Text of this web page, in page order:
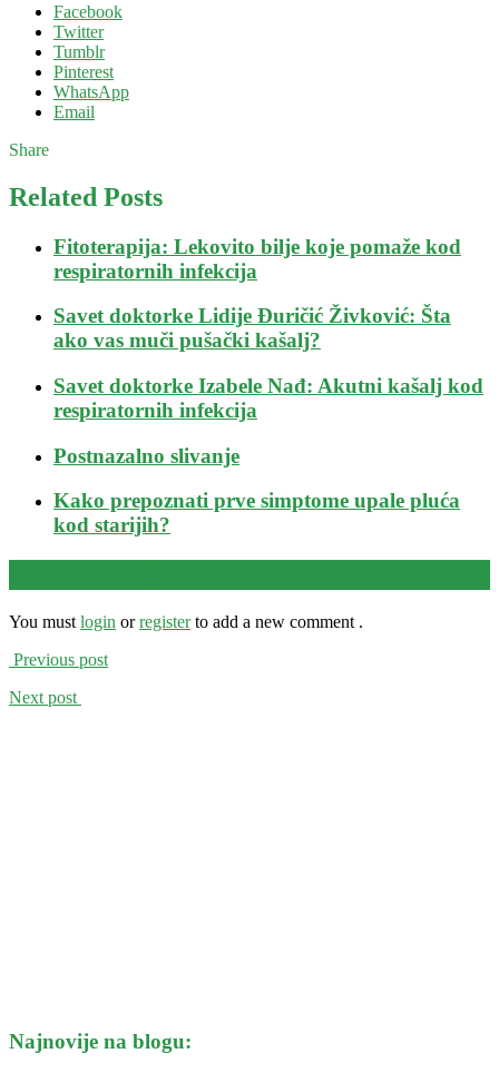
Facebook
Twitter
Tumblr
Pinterest
WhatsApp
Email
Share
Related Posts
Fitoterapija: Lekovito bilje koje pomaže kod
respiratornih infekcija
Savet doktorke Lidije Đuričić Živković: Šta
ako vas muči pušački kašalj?
Savet doktorke Izabele Nađ: Akutni kašalj kod
respiratornih infekcija
Postnazalno slivanje
Kako prepoznati prve simptome upale pluća
kod starijih?
You must login orregisterto add a new comment .
Previous post
Next post
Najnovije na blogu: